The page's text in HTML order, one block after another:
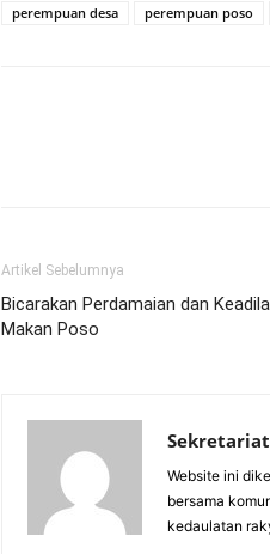
perempuan desa
perempuan poso
Artikel Sebelumnya
Bicarakan Perdamaian dan
Makan Poso
Website ini
bersama
kedaulatan